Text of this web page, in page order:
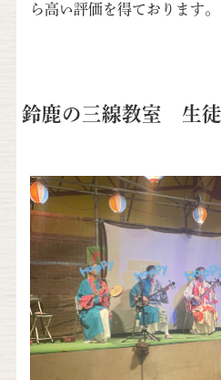
ら高い評価を得ております。
鈴鹿の三線教室 生